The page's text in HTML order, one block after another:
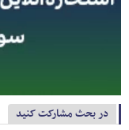
در بحث مشارکت کنید